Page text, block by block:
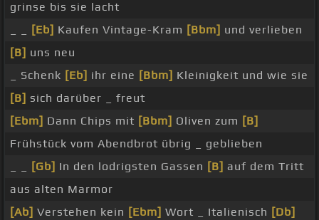
grinse bis sie lacht
[Eb] Kaufen Vintage-Kram [Bbm] und verlieben
[B] uns neu
_ Schenk [Eb] ihr eine [Bbm] Kleinigkeit und wie sie
[B] sich darüber _ freut
[Ebm] Dann Chips mit [Bbm] Oliven zum [B]
Frühstück vom Abendbrot übrig _ geblieben
[Gb] In den lodrigsten Gassen [B] auf dem Tritt
aus alten Marmor
[Ab] Verstehen kein [Ebm] Wort _ Italienisch [Db]